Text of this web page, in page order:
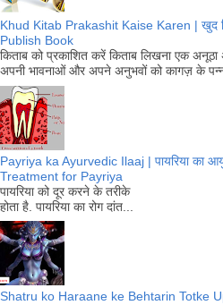
Khud Kitab Prakashit Kaise Karen | खुद
Publish Book
किताब को प्रकाशित करें किताब लिखना एक अनूठा
अपनी भावनाओं और अपने अनुभवों को कागज़ के
Payriya ka Ayurvedic Ilaaj | पायरिया का
Treatment for Payriya
पायरिया को दूर करने के तरीके
होता है. पायरिया का रोग दांत...
Shatru ko Haraane ke Behtarin Totke